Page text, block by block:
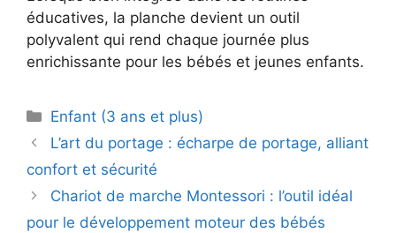
éducatives, la planche devient un outil
polyvalent qui rend chaque journée plus
enrichissante pour les bébés et jeunes enfants.
Catégories
Enfant (3 ans et plus)
L’art du portage : écharpe de portage, alliant
confort et sécurité
Chariot de marche Montessori : l’outil idéal
pour le développement moteur des bébés